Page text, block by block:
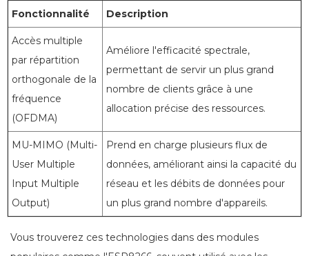
Fonctionnalité Description
Accès multiple
par répartition
orthogonale de la
fréquence
(OFDMA)
Améliore l'efficacité spectrale,
permettant de servir un plus grand
nombre de clients grâce à une
allocation précise des ressources.
MU-MIMO (Multi-
User Multiple
Input Multiple
Output)
Prend en charge plusieurs flux de
données, améliorant ainsi la capacité du
réseau et les débits de données pour
un plus grand nombre d'appareils.
Vous trouverez ces technologies dans des modules